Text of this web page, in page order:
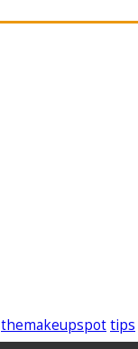
themakeupspottips